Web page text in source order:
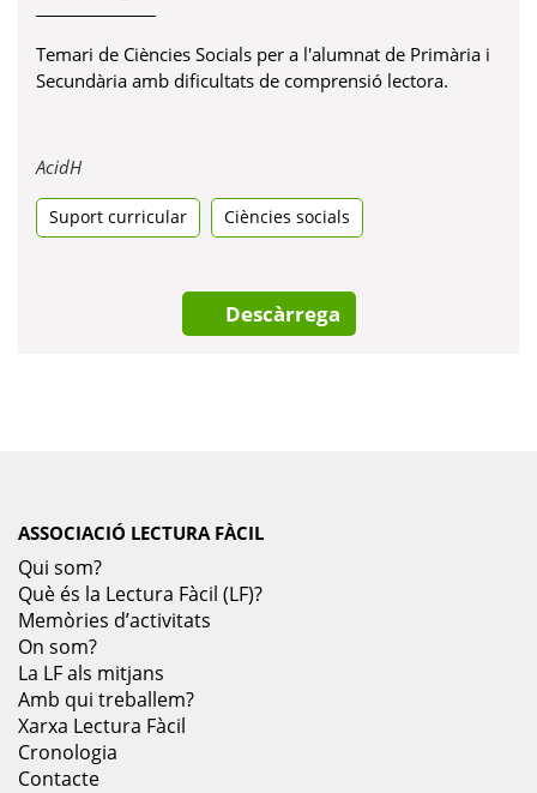
Temari de Ciències Socials per a l'alumnat de Primària i
Secundària amb dificultats de comprensió lectora.
AcidHObre
una
pestanya
Suport curricular Ciències socials
Descàrrega
ASSOCIACIÓ LECTURA FÀCIL
Qui som?
Què és la Lectura Fàcil (LF)?
Memòries d’activitats
On som?
La LF als mitjans
Amb qui treballem?
Xarxa Lectura Fàcil
Cronologia
Contacte